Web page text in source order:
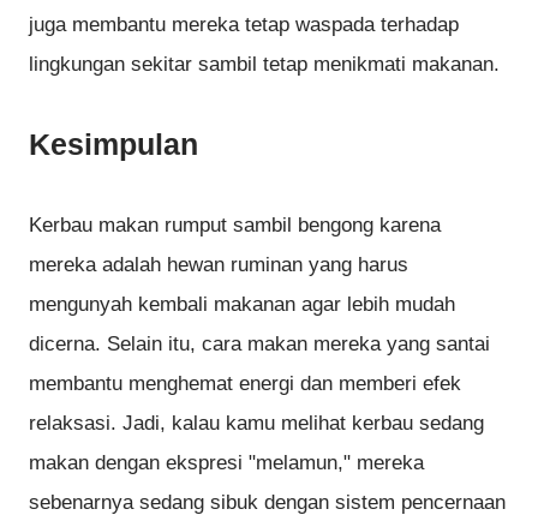
juga membantu mereka tetap waspada terhadap
lingkungan sekitar sambil tetap menikmati makanan.
Kesimpulan
Kerbau makan rumput sambil bengong karena
mereka adalah hewan ruminan yang harus
mengunyah kembali makanan agar lebih mudah
dicerna. Selain itu, cara makan mereka yang santai
membantu menghemat energi dan memberi efek
relaksasi. Jadi, kalau kamu melihat kerbau sedang
makan dengan ekspresi "melamun," mereka
sebenarnya sedang sibuk dengan sistem pencernaan